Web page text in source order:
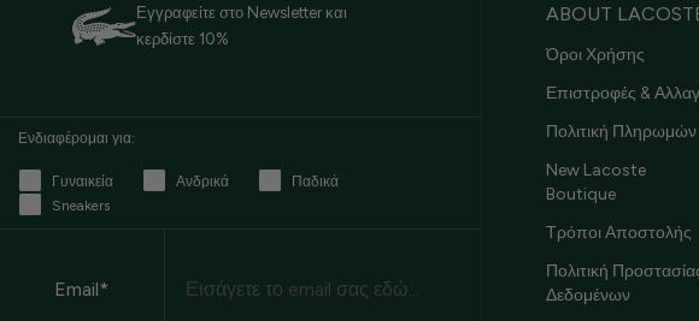
Εγγραφείτε στο Newsletter και
κερδίστε 10%
Ενδιαφέρομαι για:
Γυναικεία Ανδρικά
Παδικά
Sneakers
Email*
ABOUT
Όροι Χρήσης
Επιστροφές &
Πολιτική Πληρωμών
New Lacoste
Boutique
Τρόποι Αποστολής
Πολιτική
Δεδομένων